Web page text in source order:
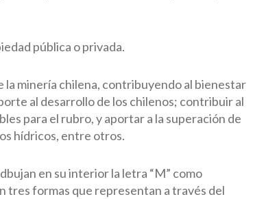
pública o privada.
minería chilena, contribuyendo al bienestar
al desarrollo de los chilenos; contribuir al
para el rubro, y aportar a la superación de
hídricos, entre otros.
en su interior la letra “M” como
tres formas que representan a través del